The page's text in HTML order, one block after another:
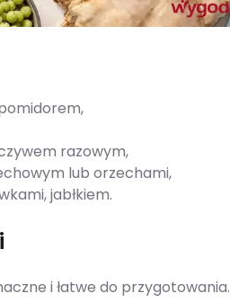
razowym,
lub orzechami,
jabłkiem.
i łatwe do przygotowania.